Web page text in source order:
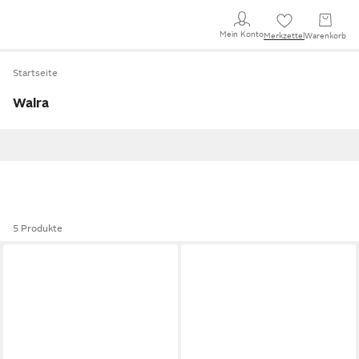
Mein KontoMerkzettel Warenkorb
Startseite
Walra
5 Produkte